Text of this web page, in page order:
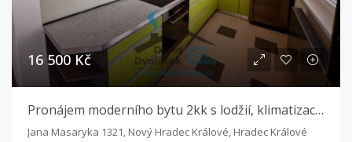
16 500 Kč
Pronájem moderního bytu 2kk s lodžií, klimatizací a zabezpečením – Hradec Králové, ul. Jana Masaryka
Jana Masaryka 1321, Nový Hradec Králové, Hradec Králové